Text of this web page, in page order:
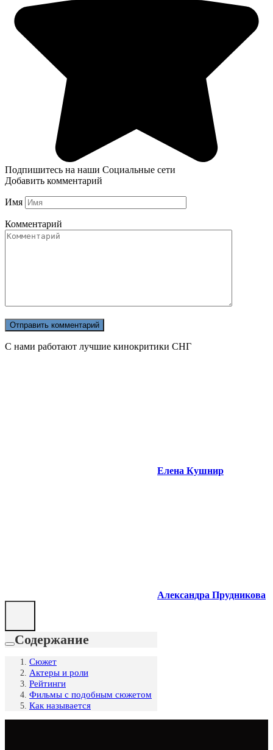
Подпишитесь на наши Социальные сети
Добавить комментарий
Имя
Комментарий
С нами работают лучшие кинокритики СНГ
Елена Кушнир
Александра Прудникова
Содержание
Сюжет
Актеры и роли
Рейтинги
Фильмы с подобным сюжетом
Как называется